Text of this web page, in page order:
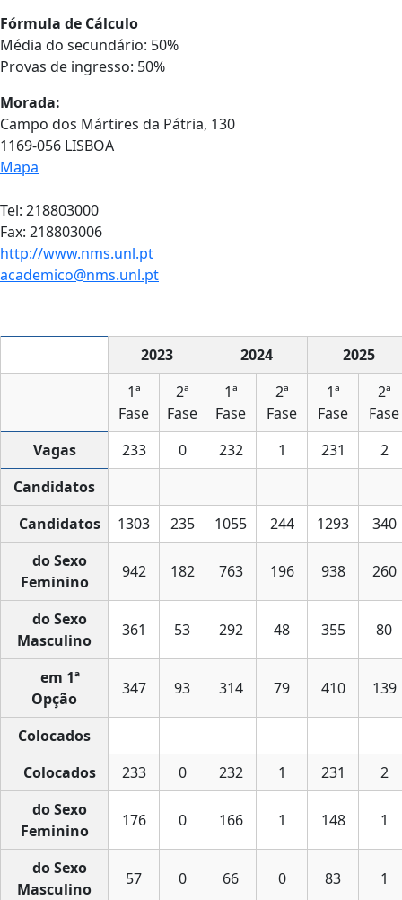
Fórmula de Cálculo
Média do secundário: 50%
Provas de ingresso: 50%
Morada:
Campo dos Mártires da Pátria, 130
1169-056 LISBOA
Mapa
Tel: 218803000
Fax: 218803006
http://www.nms.unl.pt
academico@nms.unl.pt
2023 2024
2025
1ª
Fase
2ª
Fase
1ª
Fase
2ª
Fase
1ª
Fase
2ª
Fase
Vagas
233 0 232 1 231
2
Candidatos
Candidatos
1303 235 1055 244 1293
340
do Sexo
Feminino
942 182 763 196 938 260
do Sexo
Masculino
361 53 292 48 355 80
em 1ª
Opção
347 93 314 79 410 139
Colocados
Colocados
233 0 232 1 231
2
do Sexo
Feminino
176 0 166 1 148 1
do Sexo
Masculino
57 0 66 0 83 1